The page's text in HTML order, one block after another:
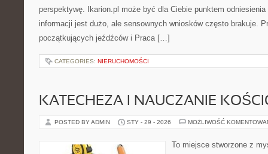
perspektywę. Ikarion.pl może być dla Ciebie punktem
informacji jest dużo, ale sensownych wniosków często brakuje.
początkujących jeźdźców i Praca […]
CATEGORIES: NIERUCHOMOŚCI
KATECHEZA I NAUCZANIE
POSTED BY ADMIN STY - 29 - 2026 MOŻLIWOŚĆ
To miejsce stworzone z